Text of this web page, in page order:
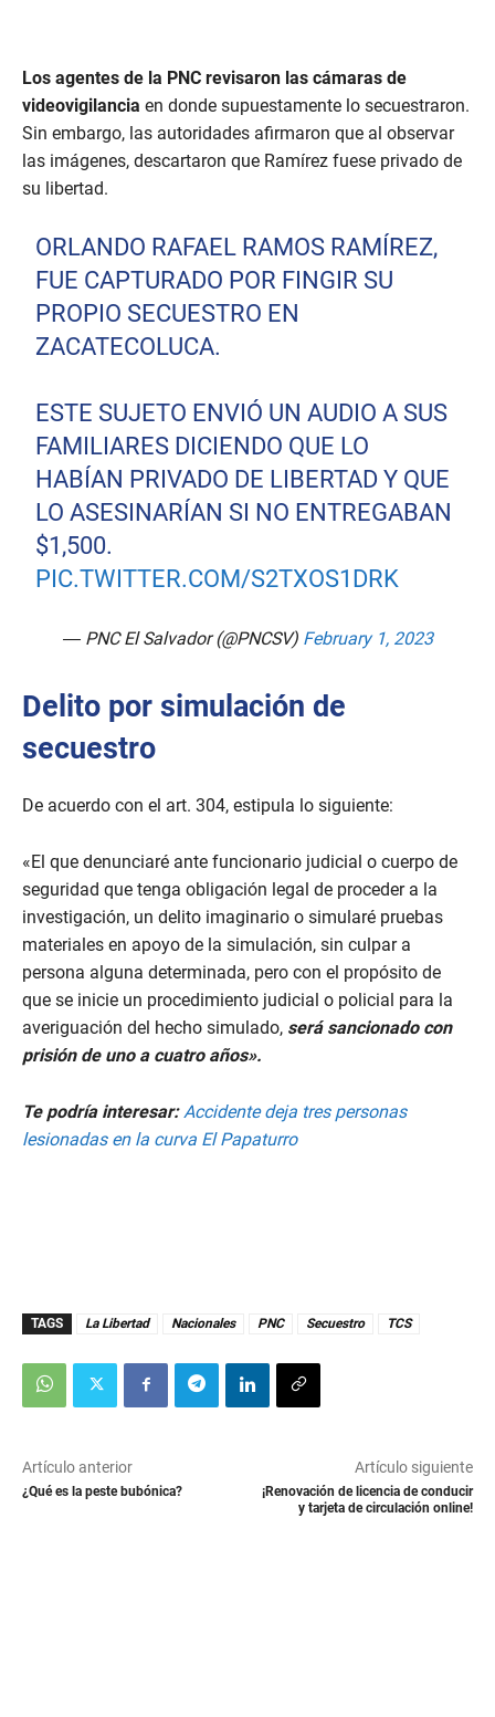
Los agentes de la PNC revisaron las cámaras de
videovigilancia en donde supuestamente lo secuestraron.
Sin embargo, las autoridades afirmaron que al observar
las imágenes, descartaron que Ramírez fuese privado de
su libertad.
ORLANDO RAFAEL RAMOS RAMÍREZ,
FUE CAPTURADO POR FINGIR SU
PROPIO SECUESTRO EN
ZACATECOLUCA.
ESTE SUJETO ENVIÓ UN AUDIO A SUS
FAMILIARES DICIENDO QUE LO
HABÍAN PRIVADO DE LIBERTAD Y QUE
LO ASESINARÍAN SI NO ENTREGABAN
$1,500.
PIC.TWITTER.COM/S2TXOS1DRK
— PNC El Salvador (@PNCSV) February 1, 2023
Delito por simulación de
secuestro
De acuerdo con el art. 304, estipula lo siguiente:
«El que denunciaré ante funcionario judicial o cuerpo de
seguridad que tenga obligación legal de proceder a la
investigación, un delito imaginario o simularé pruebas
materiales en apoyo de la simulación, sin culpar a
persona alguna determinada, pero con el propósito de
que se inicie un procedimiento judicial o policial para la
averiguación del hecho simulado, será sancionado con
prisión de uno a cuatro años».
Te podría interesar:Accidente deja tres personas
lesionadas en la curva El Papaturro
TAGS La Libertad Nacionales PNC Secuestro TCS
Artículo anterior
¿Qué es la peste bubónica?
Artículo siguiente
¡Renovación de licencia de conducir
y tarjeta de circulación online!